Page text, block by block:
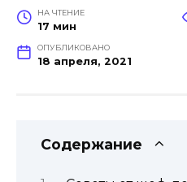
НА ЧТЕНИЕ
17 мин
ОПУБЛИКОВАНО
18 апреля, 2021
Содержание